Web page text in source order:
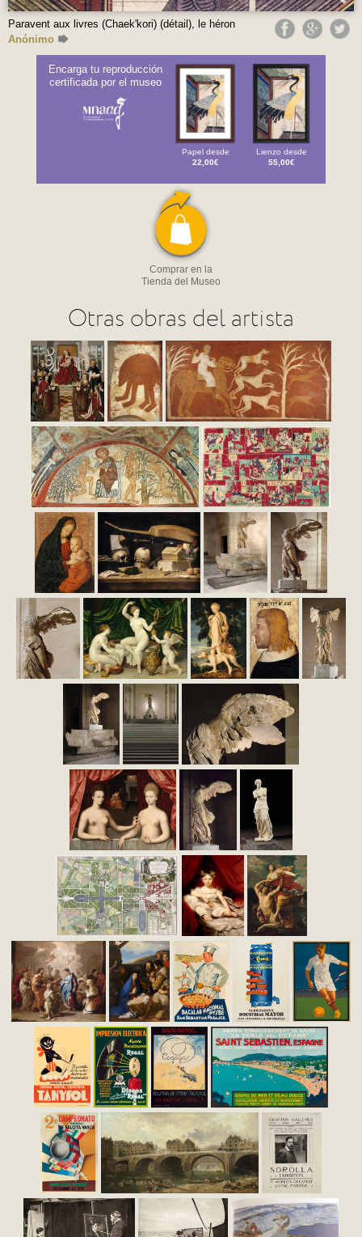
Paravent aux livres (Chaek'kori) (détail), le héron
Anónimo
Encarga tu reproducción
certificada por el museo
Papel desde
22,00€
Lienzo desde
55,00€
Comprar en la
Tienda del Museo
Otras obras del artista